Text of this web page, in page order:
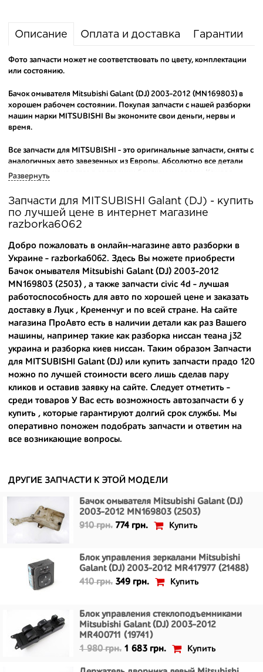
Описание Оплата и доставка Гарантии
Фото запчасти может не соответствовать по цвету, комплектации
или состоянию.
Бачок омывателя Mitsubishi Galant (DJ) 2003-2012 (MN169803) в
хорошем рабочем состоянии. Покупая запчасти с нашей разборки
машин марки MITSUBISHI Вы экономите свои деньги, нервы и
время.
Все запчасти для MITSUBISHI - это оригинальные запчасти, сняты с
аналогичных авто завезенных из Европы. Абсолютно все детали
исправны и находятся в состоянии близком к новому. Каждая
производителя.
Вашему вниманию предлагаем широкий ассортимент
автозапчастей дляMITSUBISHI Galant (DJ) 2003-2012
популярных марок. Мы продаем оригинальные и
высококачественные запчасти, отказываясь от контрафактных
аналогов.
Многие наши оптовые клиенты рекомендуют именно нашу
разборку как надежного и проверенного продавца. Если вам
требуется приобрести оптовую партию деталей для японских
автомобилей, то консультанты нашего интернет-магазина
подберут вам товар и укомплектуют партию. Также мы поможем с
правильным выбором по каталогу автозапчастей.
Купить комплектующие для авто с разборки – хорошее решение.
Ведь наши запчасти:
- доступные по цене;
- сняты только с автомобилей, которые ездили по превосходным
европейским и японским дорогам;
Развернуть
Запчасти для MITSUBISHI Galant (DJ) - купить
по лучшей цене в интернет магазине
razborka6062
Добро пожаловать в онлайн-магазине авто разборки в
Украине - razborka6062. Здесь Вы можете приобрести
Бачок омывателя Mitsubishi Galant (DJ) 2003-2012
MN169803 (2503) , а также запчасти civic 4d - лучшая
работоспособность для авто по хорошей цене и заказать
доставку в Луцк , Кременчуг и по всей стране. На сайте
магазина ПроАвто есть в наличии детали как раз Вашего
машины, например такие как разборка ниссан теана j32
украина и разборка киев ниссан. Таким образом Запчасти
для MITSUBISHI Galant (DJ) или купить запчасти прадо 120
можно по лучшей стоимости всего лишь сделав пару
кликов и оставив заявку на сайте. Следует отметить -
среди товаров У Вас есть возможность автозапчасти б у
купить , которые гарантируют долгий срок службы. Мы
оперативно поможем подобрать запчасти и ответим на
все возникающие вопросы.
ДРУГИЕ ЗАПЧАСТИ К ЭТОЙ МОДЕЛИ
Бачок омывателя Mitsubishi Galant (DJ)
2003-2012 MN169803 (2503)
910 грн. 774 грн. Купить
Блок управления зеркалами Mitsubishi
Galant (DJ) 2003-2012 MR417977 (21488)
410 грн. 349 грн. Купить
Блок управления стеклоподъемниками
Mitsubishi Galant (DJ) 2003-2012
MR400711 (19741)
1 980 грн. 1 683 грн. Купить